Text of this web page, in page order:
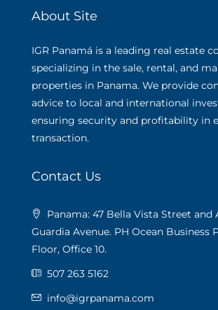
About Site
IGR Panamá is a leading real estate
specializing in the sale, rental, and
properties in Panama. We provide
advice to local and international
ensuring security and profitability in
transaction.
Contact Us
Panama: 47 Bella Vista Street and
Guardia Avenue. PH Ocean Business
Floor, Office 10.
507 263 5162
info@igrpanama.com